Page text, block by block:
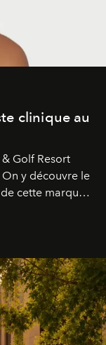
clinique au
Golf Resort
On y découvre le
cette marque
plastique
actif breveté,